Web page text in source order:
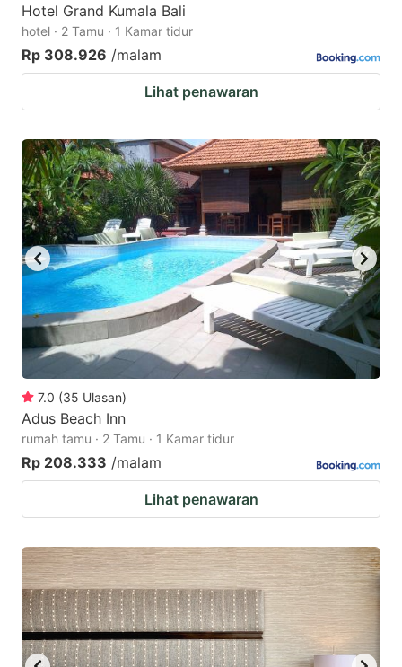
Hotel Grand Kumala Bali
hotel · 2 Tamu · 1 Kamar tidur
Rp 308.926 /malam
Lihat penawaran
7.0 (35 Ulasan)
Adus Beach Inn
rumah tamu · 2 Tamu · 1 Kamar tidur
Rp 208.333 /malam
Lihat penawaran